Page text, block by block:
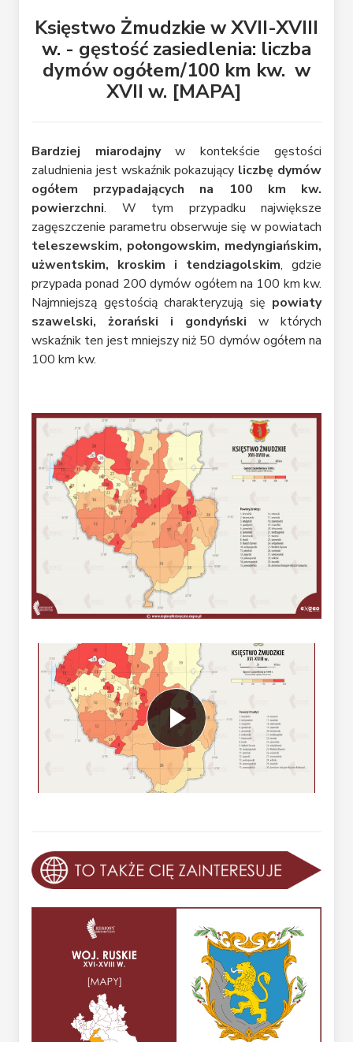
Księstwo Żmudzkie w XVII-XVIII
w. - gęstość zasiedlenia: liczba
dymów ogółem/100 km kw. w
XVII w. [MAPA]
Bardziej miarodajnyw kontekście gęstości
zaludnienia jest wskaźnik pokazujący liczbę dymów
ogółem przypadających na 100 km kw.
powierzchni. W tym przypadku największe
zagęszczenie parametru obserwuje się w powiatach
teleszewskim, połongowskim, medyngiańskim,
użwentskim, kroskim i tendziagolskim, gdzie
przypada ponad 200 dymów ogółem na 100 km kw.
Najmniejszą gęstością charakteryzują się powiaty
szawelski, żorański i gondyński w których
wskaźnik ten jest mniejszy niż 50 dymów ogółem na
100 km kw.